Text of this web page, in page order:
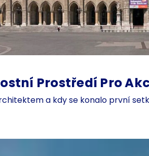
Prostředí Pro
a kdy se konalo první